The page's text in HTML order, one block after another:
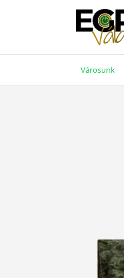
Városunk